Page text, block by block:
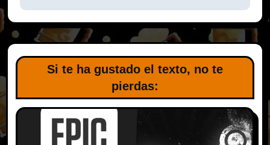
Si te ha gustado el texto, no te
pierdas: